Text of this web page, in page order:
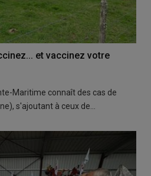
et vaccinez votre
Maritime connaît des cas de
s'ajoutant à ceux de…